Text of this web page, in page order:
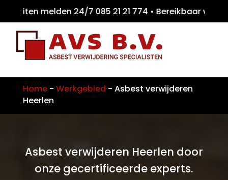
melden 24/7 085 21 21 774 •
Home- Werkgebied - Asbest verwijderen
Heerlen
Asbest verwijderen Heerlen door
onze gecertificeerde experts.